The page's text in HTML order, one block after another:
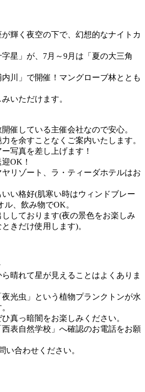
が輝く夜空の下で、幻想的なナイトカ
字星」が、7月～9月は「夏の大三角
内川」で開催！マングローブ林ととも
いただけます。
催している主催会社なので安心。
を余すことなくご案内いたします。
写真を差し上げます！
OK！
リゾート、ラ・ティーダホテルはお
いい格好(肌寒い時はウィンドブレー
ル、飲み物でOK。
しております(夜の景色をお楽しみ
きだけ使用します)。
ら晴れて星が見えることはよくありま
光虫」という植物プランクトンが水
真っ暗闇をお楽しみください。
西表自然学校」へ確認のお電話をお願
い合わせください。